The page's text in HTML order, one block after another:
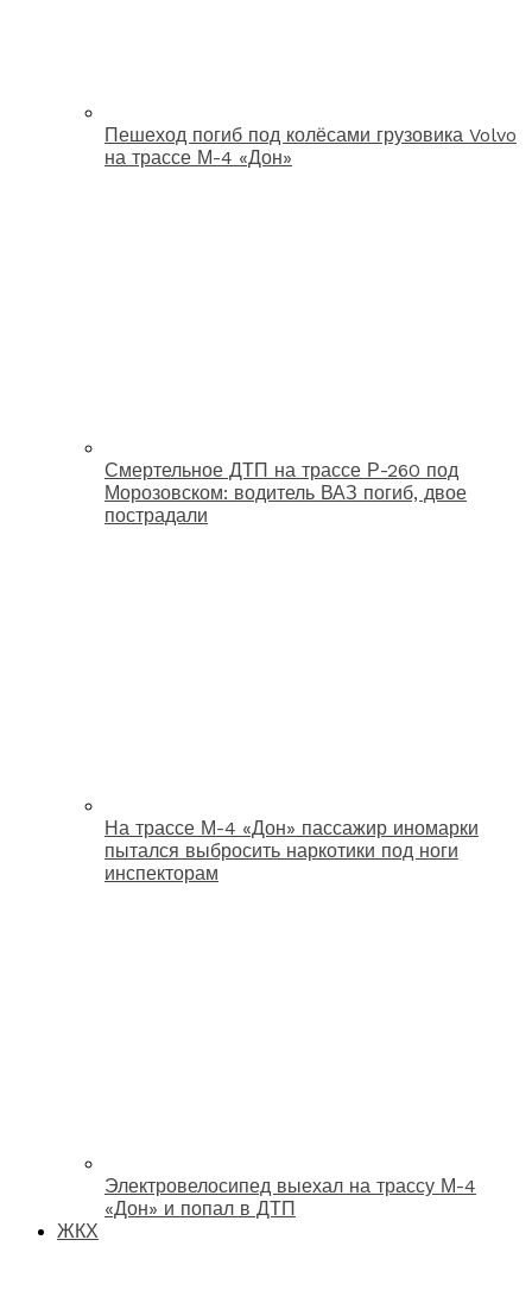
Пешеход погиб под колёсами грузовика Volvo
на трассе М-4 «Дон»
Смертельное ДТП на трассе Р-260 под
Морозовском: водитель ВАЗ погиб, двое
пострадали
На трассе М-4 «Дон» пассажир иномарки
пытался выбросить наркотики под ноги
инспекторам
Электровелосипед выехал на трассу М-4
«Дон» и попал в ДТП
ЖКХ